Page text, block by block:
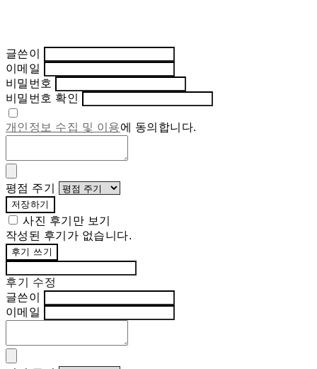
글쓴이
이메일
비밀번호
비밀번호 확인
개인정보 수집 및 이용에 동의합니다.
평점 주기
저장하기
사진 후기만 보기
작성된 후기가 없습니다.
후기 쓰기
후기 수정
글쓴이
이메일